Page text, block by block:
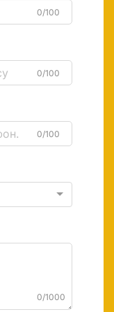
0/100
0/100
0/100
0/1000